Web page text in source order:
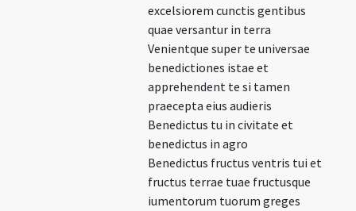
excelsiorem cunctis gentibus
quae versantur in terra
Venientque super te universae
benedictiones istae et
apprehendent te si tamen
praecepta eius audieris
Benedictus tu in civitate et
benedictus in agro
Benedictus fructus ventris tui et
fructus terrae tuae fructusque
iumentorum tuorum greges